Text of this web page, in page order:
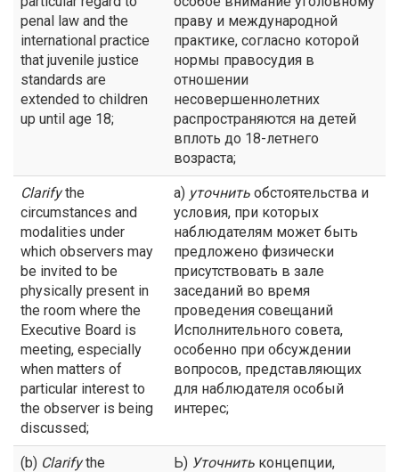
penal law and the
international practice
that juvenile justice
standards are
extended to children
up until age 18;
праву и международной
практике, согласно которой
нормы правосудия в
отношении
несовершеннолетних
распространяются на детей
вплоть до 18-летнего
возраста;
Clarifythe
circumstances and
modalities under
which observers may
be invited to be
physically present in
the room where the
Executive Board is
meeting, especially
when matters of
particular interest to
the observer is being
discussed;
а) уточнить обстоятельства и
условия, при которых
наблюдателям может быть
предложено физически
присутствовать в зале
заседаний во время
проведения совещаний
Исполнительного совета,
особенно при обсуждении
вопросов, представляющих
для наблюдателя особый
интерес;
(b) Clarifythe
Ь) Уточнить концепции,